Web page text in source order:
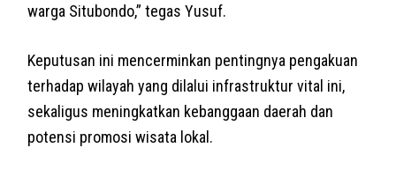
warga Situbondo,” tegas Yusuf.
Keputusan ini mencerminkan pentingnya pengakuan
terhadap wilayah yang dilalui infrastruktur vital ini,
sekaligus meningkatkan kebanggaan daerah dan
potensi promosi wisata lokal.